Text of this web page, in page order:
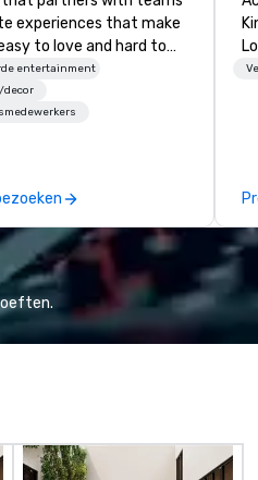
experiences that make
to love and hard to
companies already
makes them easy to
help teams design
entertainment
decor
6